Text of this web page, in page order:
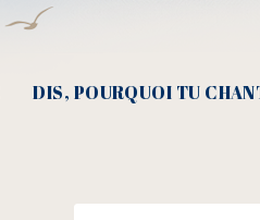
DIS, POURQUOI TU